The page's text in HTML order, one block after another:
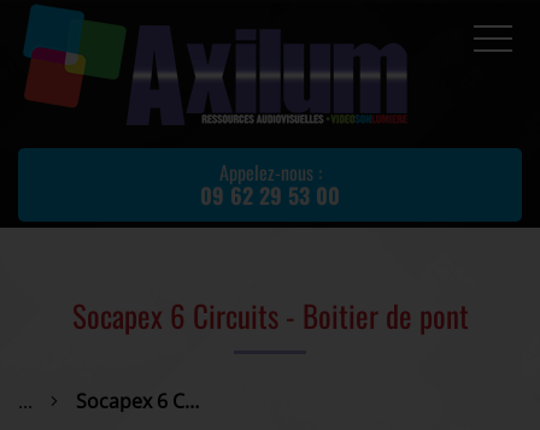
Appelez-nous :
09 62 29 53 00
Accueil
Prestations
Location de matériel
Avis client
Socapex 6 Circuits - Boitier de pont
... Socapex 6 Circuits - Boitier de pont